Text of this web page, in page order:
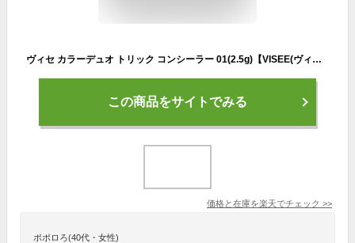
ヴィセ カラーデュオ トリック コンシーラー 01(2.5g)【VISEE(ヴィセ)】[くまカバー コンパクト オレンジ マルチカラー]
この商品をサイトでみる
価格と在庫を楽天でチェック >>
ポポロろ(40代・女性)